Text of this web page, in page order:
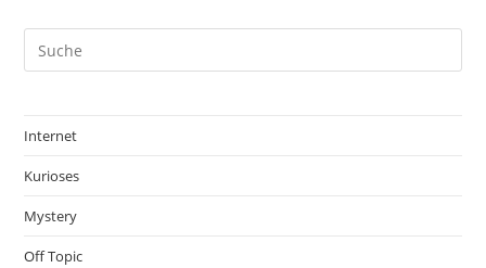
Internet
Kurioses
Mystery
Off Topic